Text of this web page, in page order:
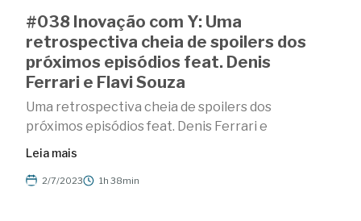
#038 Inovação com Y: Uma
retrospectiva cheia de spoilers dos
próximos episódios feat. Denis
Ferrari e Flavi Souza
Uma retrospectiva cheia de spoilers dos
próximos episódios feat. Denis Ferrari e
Leia mais
2/7/2023 1h 38min